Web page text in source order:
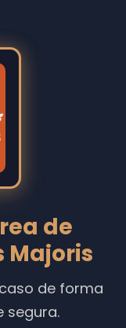
de
Majoris
de forma
segura.